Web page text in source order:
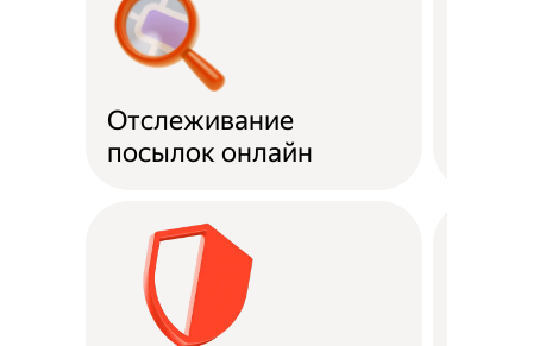
Отслеживание
посылок онлайн